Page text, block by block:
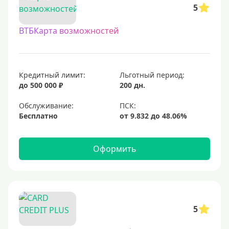
С овердрафтом
С процентом на остаток
Доступные
Сумма (рублей)
25000 руб
30000 руб
5
ВТБКарта возможностей
Кредитный лимит:
до 500 000 ₽
Льготный период:
200 дн.
Обслуживание:
Бесплатно
Оформить
5